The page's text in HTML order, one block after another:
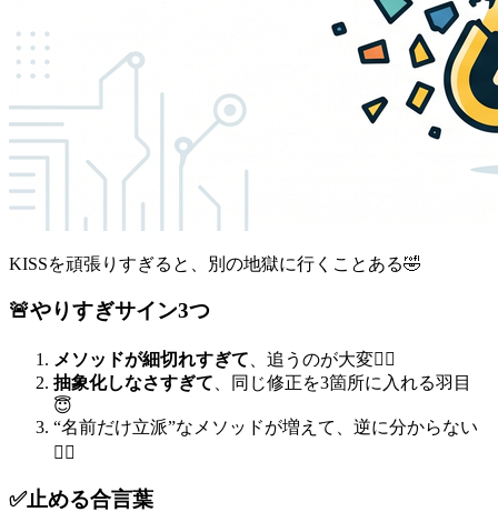
KISSを頑張りすぎると、別の地獄に行くことある🤣
🚨やりすぎサイン3つ
メソッドが細切れすぎて 、追うのが大変😵‍💫
抽象化しなさすぎて 、同じ修正を3箇所に入れる羽目
😇
“名前だけ立派”なメソッドが増えて、逆に分からない
😶‍🌫️
✅止める合言葉